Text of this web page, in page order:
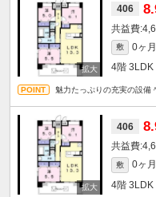
406
敷 0ヶ月
4階 3LDK
魅力たっぷりの充実の設備
406
敷 0ヶ月
4階 3LDK